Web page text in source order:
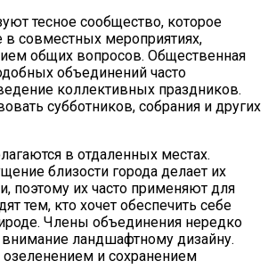
тесное сообщество, которое
в совместных мероприятиях,
общих вопросов. Общественная
объединений часто
коллективных праздников.
субботников, собрания и других
в отдаленных местах.
близости города делает их
поэтому их часто применяют для
тем, кто хочет обеспечить себе
Члены объединения нередко
ландшафтному дизайну.
и сохранением